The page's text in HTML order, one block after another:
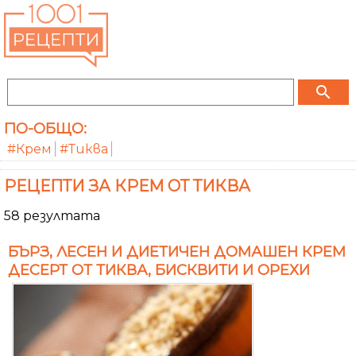
search
ПО-ОБЩО:
#Крем #Тиква
РЕЦЕПТИ ЗА КРЕМ ОТ ТИКВА
58 резултата
БЪРЗ, ЛЕСЕН И ДИЕТИЧЕН ДОМАШЕН КРЕМ
ДЕСЕРТ ОТ ТИКВА, БИСКВИТИ И ОРЕХИ